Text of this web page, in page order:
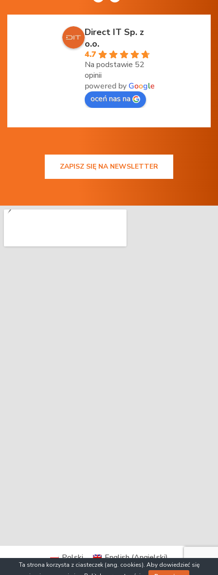
Direct IT Sp. z
o.o.
4.7
Na podstawie 52
opinii
powered by Google
oceń nas na
ZAPISZ SIĘ NA NEWSLETTER
Ta strona korzysta z ciasteczek (ang. cookies). Aby dowiedzieć się
Polski English(Angielski)